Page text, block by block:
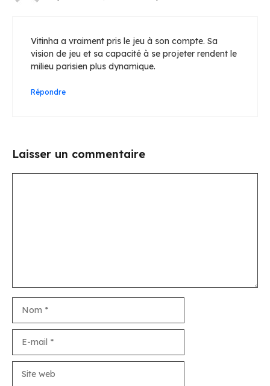
Vitinha a vraiment pris le jeu à son compte. Sa
vision de jeu et sa capacité à se projeter rendent le
milieu parisien plus dynamique.
Répondre
Laisser un commentaire
mail
web